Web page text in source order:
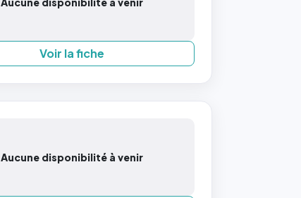
Voir la fiche
Aucune disponibilité à venir